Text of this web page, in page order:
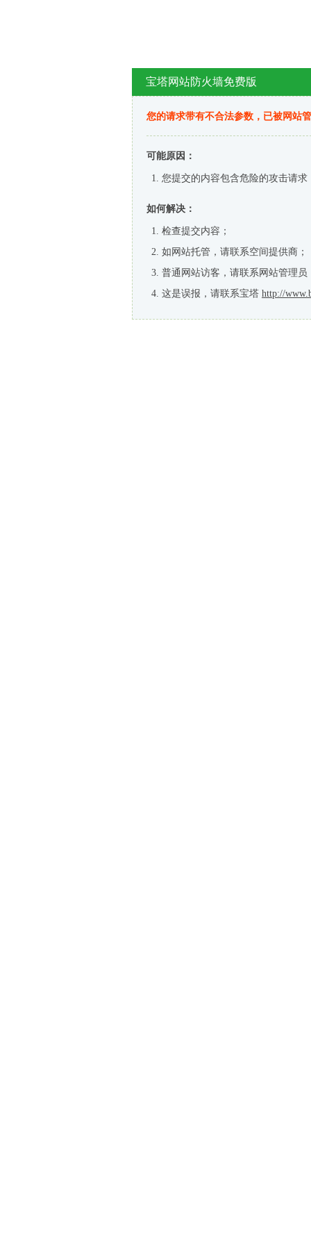
宝塔网站防火墙免费版
您的请求带有不合法参数，已被网站
可能原因：
您提交的内容包含危险的攻击请求
如何解决：
检查提交内容；
如网站托管，请联系空间提供商；
普通网站访客，请联系网站管理员
这是误报，请联系宝塔 http://